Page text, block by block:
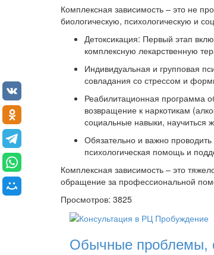
Комплексная зависимость – это не
биологическую, психологическую и
Детоксикация: Первый этап
комплексную лекарственную
Индивидуальная и групповая
совладания со стрессом и
Реабилитационная программа
возвращение к наркотикам
социальные навыки, научиться
Обязательно и важно
психологическая помощь и
Комплексная зависимость – это
обращение за профессиональной
Просмотров: 3825
Обычные проблемы,